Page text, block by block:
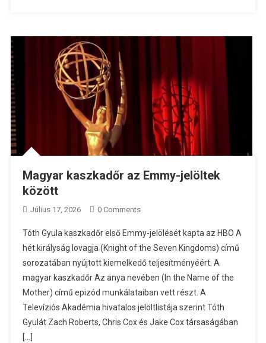
Magyar kaszkadőr az Emmy-jelöltek
között
Július 17, 2026 0 Comments
Tóth Gyula kaszkadőr első Emmy-jelölését kapta az HBO A
hét királyság lovagja (Knight of the Seven Kingdoms) című
sorozatában nyújtott kiemelkedő teljesítményéért. A
magyar kaszkadőr Az anya nevében (In the Name of the
Mother) című epizód munkálataiban vett részt. A
Televíziós Akadémia hivatalos jelöltlistája szerint Tóth
Gyulát Zach Roberts, Chris Cox és Jake Cox társaságában
[…]